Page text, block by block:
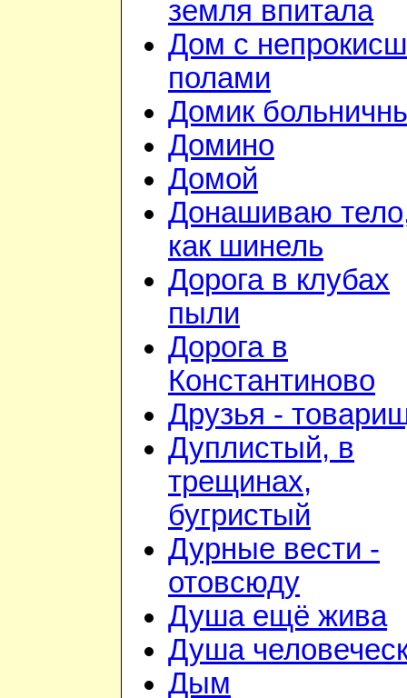
земля впитала
Дом с
полами
Домик
Домино
Домой
Донашиваю
как шинель
Дорога в клубах
пыли
Дорога в
Константиново
Друзья -
Дуплистый, в
трещинах,
бугристый
Дурные вести -
отовсюду
Душа ещё жива
Душа
Дым